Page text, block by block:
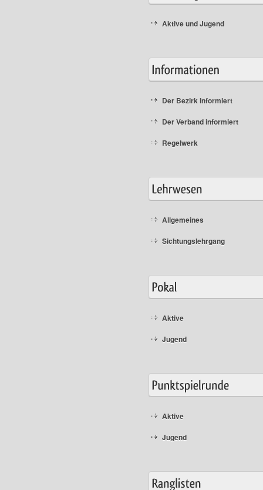
Aktive und Jugend
Der Bezirk informiert
Der Verband informiert
Regelwerk
Allgemeines
Sichtungslehrgang
Aktive
Jugend
Aktive
Jugend